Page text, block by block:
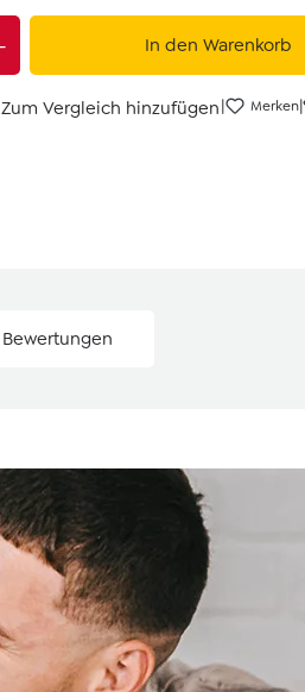
In den Warenkorb
Zum Vergleich hinzufügen| Merken|
Bewertungen